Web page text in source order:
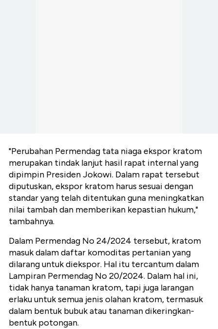
"Perubahan Permendag tata niaga ekspor kratom
merupakan tindak lanjut hasil rapat internal yang
dipimpin Presiden Jokowi. Dalam rapat tersebut
diputuskan, ekspor kratom harus sesuai dengan
standar yang telah ditentukan guna meningkatkan
nilai tambah dan memberikan kepastian hukum,"
tambahnya.
Dalam Permendag No 24/2024 tersebut, kratom
masuk dalam daftar komoditas pertanian yang
dilarang untuk diekspor. Hal itu tercantum dalam
Lampiran Permendag No 20/2024. Dalam hal ini,
tidak hanya tanaman kratom, tapi juga larangan
erlaku untuk semua jenis olahan kratom, termasuk
dalam bentuk bubuk atau tanaman dikeringkan-
bentuk potongan.